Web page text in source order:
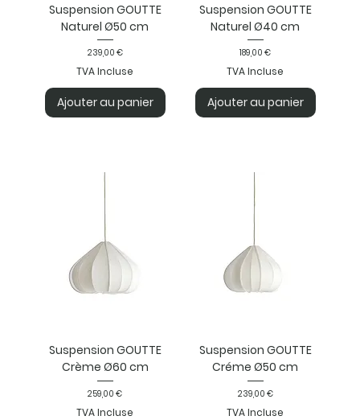
Suspension GOUTTE
Naturel Ø50 cm
Prix
239,00 €
TVA Incluse
Ajouter au panier
Suspension GOUTTE
Naturel Ø40 cm
Prix
189,00 €
TVA Incluse
Ajouter au panier
Suspension GOUTTE
Crème Ø60 cm
Prix
259,00 €
TVA Incluse
Suspension GOUTTE
Créme Ø50 cm
Prix
239,00 €
TVA Incluse